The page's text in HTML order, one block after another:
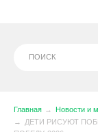
Главная
Новости и
ДЕТИ РИСУЮТ